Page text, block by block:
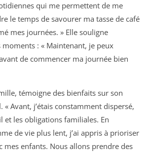
qui me permettent de me
le temps de savourer ma tasse de café
mes journées. » Elle souligne
moments : « Maintenant, je peux
de commencer ma journée bien
témoigne des bienfaits sur son
Avant, j’étais constamment dispersé,
et les obligations familiales. En
de vie plus lent, j’ai appris à prioriser
mes enfants. Nous allons prendre des